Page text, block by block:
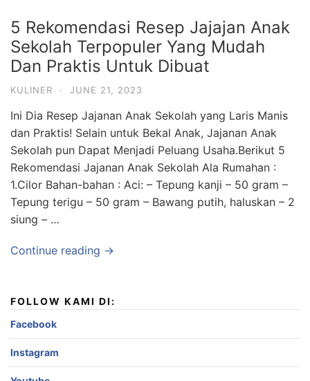
5 Rekomendasi Resep Jajajan Anak
Sekolah Terpopuler Yang Mudah
Dan Praktis Untuk Dibuat
KULINER · JUNE 21, 2023
Ini Dia Resep Jajanan Anak Sekolah yang Laris Manis
dan Praktis! Selain untuk Bekal Anak, Jajanan Anak
Sekolah pun Dapat Menjadi Peluang Usaha.Berikut 5
Rekomendasi Jajanan Anak Sekolah Ala Rumahan :
1.Cilor Bahan-bahan : Aci: – Tepung kanji – 50 gram –
Tepung terigu – 50 gram – Bawang putih, haluskan – 2
siung – …
Continue reading →
FOLLOW KAMI DI:
Facebook
Instagram